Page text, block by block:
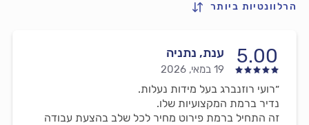
הרלוונטיות ביותר
5.00 ענת, נתניה
19 במאי, 2026
״רועי רוזנברג בעל מידות נעלות.
נדיר ברמת המקצועיות שלו.
זה התחיל ברמת פירוט מחיר לכל שלב בהצעת עבודה